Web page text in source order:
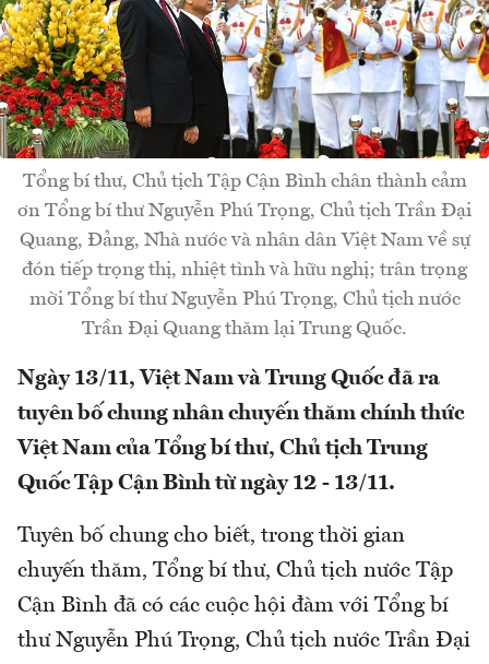
Tổng bí thư, Chủ tịch Tập Cận Bình chân thành cảm
ơn Tổng bí thư Nguyễn Phú Trọng, Chủ tịch Trần Đại
Quang, Đảng, Nhà nước và nhân dân Việt Nam về sự
đón tiếp trọng thị, nhiệt tình và hữu nghị; trân trọng
mời Tổng bí thư Nguyễn Phú Trọng, Chủ tịch nước
Trần Đại Quang thăm lại Trung Quốc.
Ngày 13/11, Việt Nam và Trung Quốc đã ra
tuyên bố chung nhân chuyến thăm chính thức
Việt Nam của Tổng bí thư, Chủ tịch Trung
Quốc Tập Cận Bình từ ngày 12 - 13/11.
Tuyên bố chung cho biết, trong thời gian
chuyến thăm, Tổng bí thư, Chủ tịch nước Tập
Cận Bình đã có các cuộc hội đàm với Tổng bí
thư Nguyễn Phú Trọng, Chủ tịch nước Trần Đại